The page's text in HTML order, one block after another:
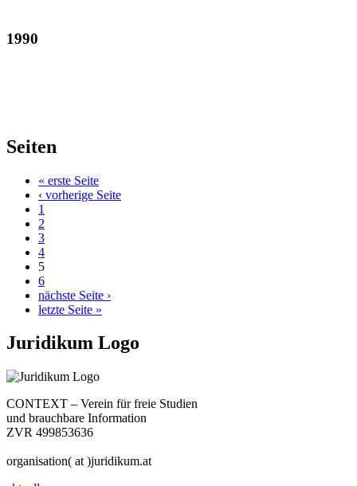
1990
Seiten
« erste Seite
‹ vorherige Seite
1
2
3
4
5
6
nächste Seite ›
letzte Seite »
Juridikum Logo
CONTEXT – Verein für freie Studien
und brauchbare Information
ZVR 499853636
organisation( at )juridikum.at